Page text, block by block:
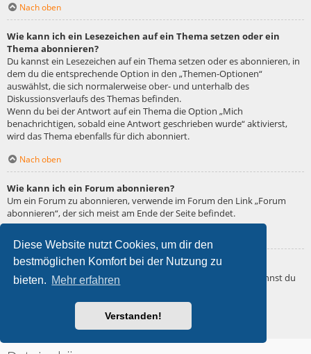
Diese Website nutzt Cookies, um dir den
bestmöglichen Komfort bei der Nutzung zu
bieten. Mehr erfahren
Verstanden!
Nach oben
Wie kann ich ein Lesezeichen auf ein Thema setzen oder ein
Thema abonnieren?
Du kannst ein Lesezeichen auf ein Thema setzen oder es abonnieren, in
dem du die entsprechende Option in den „Themen-Optionen“
auswählst, die sich normalerweise ober- und unterhalb des
Diskussionsverlaufs des Themas befinden.
Wenn du bei der Antwort auf ein Thema die Option „Mich
benachrichtigen, sobald eine Antwort geschrieben wurde“ aktivierst,
wird das Thema ebenfalls für dich abonniert.
Nach oben
Wie kann ich ein Forum abonnieren?
Um ein Forum zu abonnieren, verwende im Forum den Link „Forum
abonnieren“, der sich meist am Ende der Seite befindet.
Wie deaktiviere ich meine Abonnements?
Wenn du mehrere Abonnements deaktivieren möchtest, so kannst du
verwalten“ machen.